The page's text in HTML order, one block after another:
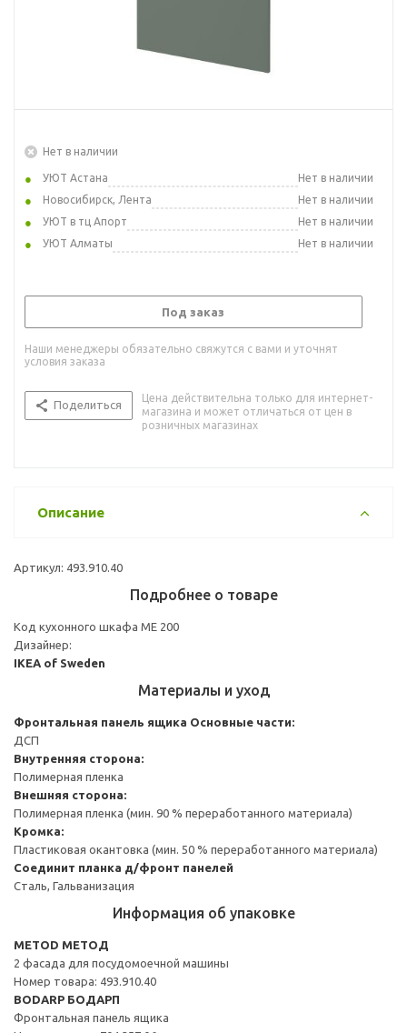
Нет в наличии
УЮТ Астана
Нет в наличии
Новосибирск, Лента
Нет в наличии
УЮТ в тц Апорт
Нет в наличии
УЮТ Алматы
Нет в наличии
Под заказ
Наши менеджеры обязательно свяжутся с вами и уточнят
условия заказа
Поделиться
Цена действительна только для интернет-
магазина и может отличаться от цен в
розничных магазинах
Описание
Артикул: 493.910.40
Подробнее о товаре
Код кухонного шкафа ME 200
Дизайнер:
IKEA of Sweden
Материалы и уход
Фронтальная панель ящика Основные части:
ДСП
Внутренняя сторона:
Полимерная пленка
Внешняя сторона:
Полимерная пленка (мин. 90 % переработанного материала)
Кромка:
Пластиковая окантовка (мин. 50 % переработанного материала)
Соединит планка д/фронт панелей
Сталь, Гальванизация
Информация об упаковке
METOD МЕТОД
2 фасада для посудомоечной машины
Номер товара: 493.910.40
BODARP БОДАРП
Фронтальная панель ящика